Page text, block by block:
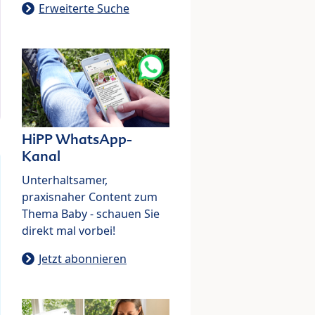
Erweiterte Suche
HiPP WhatsApp-
Kanal
Unterhaltsamer,
praxisnaher Content zum
Thema Baby - schauen Sie
direkt mal vorbei!
Jetzt abonnieren